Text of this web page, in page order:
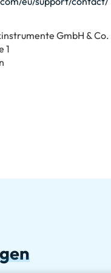
GmbH & Co.
1